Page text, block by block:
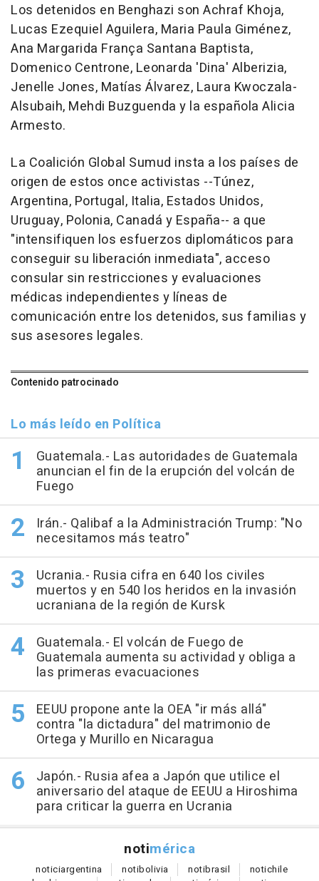
Los detenidos en Benghazi son Achraf Khoja,
Lucas Ezequiel Aguilera, Maria Paula Giménez,
Ana Margarida França Santana Baptista,
Domenico Centrone, Leonarda 'Dina' Alberizia,
Jenelle Jones, Matías Álvarez, Laura Kwoczala-
Alsubaih, Mehdi Buzguenda y la española Alicia
Armesto.
La Coalición Global Sumud insta a los países de
origen de estos once activistas --Túnez,
Argentina, Portugal, Italia, Estados Unidos,
Uruguay, Polonia, Canadá y España-- a que
"intensifiquen los esfuerzos diplomáticos para
conseguir su liberación inmediata", acceso
consular sin restricciones y evaluaciones
médicas independientes y líneas de
comunicación entre los detenidos, sus familias y
sus asesores legales.
Contenido patrocinado
Lo más leído en Política
Guatemala.- Las autoridades de Guatemala
anuncian el fin de la erupción del volcán de
Fuego
Irán.- Qalibaf a la Administración Trump: "No
necesitamos más teatro"
Ucrania.- Rusia cifra en 640 los civiles
muertos y en 540 los heridos en la invasión
ucraniana de la región de Kursk
Guatemala.- El volcán de Fuego de
Guatemala aumenta su actividad y obliga a
las primeras evacuaciones
EEUU propone ante la OEA "ir más allá"
contra "la dictadura" del matrimonio de
Ortega y Murillo en Nicaragua
Japón.- Rusia afea a Japón que utilice el
aniversario del ataque de EEUU a Hiroshima
para criticar la guerra en Ucrania
notimérica
noticiargentina notibolivia notibrasil notichile